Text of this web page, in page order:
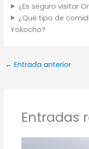
¿Es seguro visitar
¿Qué tipo de
Yokocho?
← Entrada anterior
Entradas